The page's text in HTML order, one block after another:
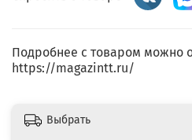
Подробнее с товаром можно
https://magazintt.ru/
Выбрать